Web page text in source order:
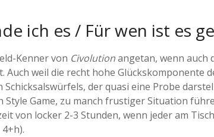
ich es / Für wen ist es
Kenner von Civolutionangetan, wenn auch
Auch weil die recht hohe Glückskomponente
Schicksalswürfels, der quasi eine Probe
Style Game, zu manch frustiger Situation
von locker 2-3 Stunden, wenn jeder am